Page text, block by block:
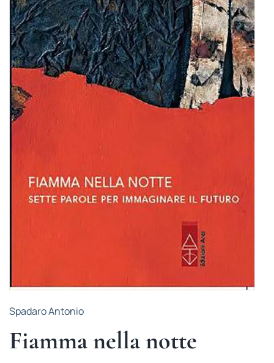
BIOGRAFIE
ATTUALITÀ
Spadaro Antonio
Fiamma nella notte